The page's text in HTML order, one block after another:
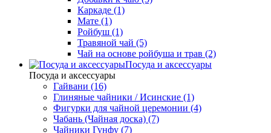
Каркаде (1)
Мате (1)
Ройбуш (1)
Травяной чай (5)
Чай на основе ройбуша и трав (2)
Посуда и аксессуары
Посуда и аксессуары
Гайвани (16)
Глиняные чайники / Исинские (1)
Фигурки для чайной церемонии (4)
Чабань (Чайная доска) (7)
Чайники Гунфу (7)